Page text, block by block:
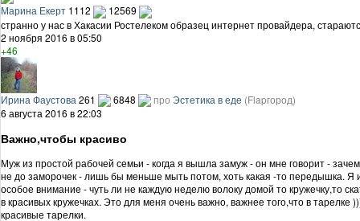
Марина Екерт 1112
12569
странно у нас в Хакасии Ростелеком образец интернет провайдера,
2 ноября 2016 в 05:50
+46
Ирина Фаустова 261 6848 про Эстетика в еде (Flapгород)
6 августа 2016 в 22:03
Важно,чтобы красиво
Муж из простой рабочей семьи - когда я вышла замуж - он мне говорит -
не до заморочек - лишь бы меньше мыть потом, хоть какая -то передышка. Я
особое внимание - чуть ли не каждую неделю волоку домой то кружечку,то
в красивых кружечках. Это для меня очень важно, важнее того,что в
красивые тарелки.